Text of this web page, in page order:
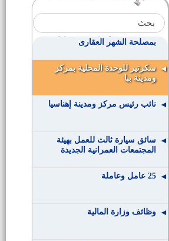
ببياض العرب
( باحث تنمية إدارية ـ فنى رابع)
بمصلحة الشهر العقارى
سكرتير للوحدة المحلية بمركز
ومدينة ببا
نائب رئيس مركز ومدينة إهناسيا
سائق سيارة ثالث للعمل بهيئة
المجتمعات العمرانية الجديدة
25 عامل وعاملة
وظائف وزارة المالية